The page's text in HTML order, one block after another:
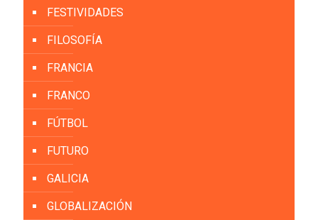
FESTIVIDADES
FILOSOFÍA
FRANCIA
FRANCO
FÚTBOL
FUTURO
GALICIA
GLOBALIZACIÓN